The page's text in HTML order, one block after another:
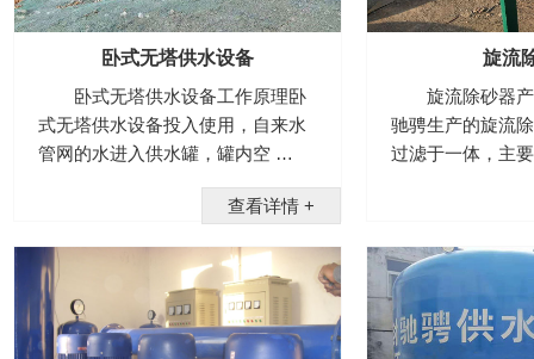
卧式无塔供水设备
卧式无塔供水设备工作原理卧
式无塔供水设备投入使用，自来水
管网的水进入供水罐，罐内空 …
查看详情 +
旋流
旋流除砂器
驰骋生产的旋流
过滤于一体，主